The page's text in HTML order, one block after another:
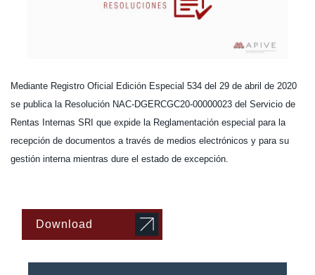
Mediante Registro Oficial Edición Especial 534 del 29 de abril de 2020
se publica la Resolución NAC-DGERCGC20-00000023 del Servicio de
Rentas Internas SRI que expide la Reglamentación especial para la
recepción de documentos a través de medios electrónicos y para su
gestión interna mientras dure el estado de excepción.
Download